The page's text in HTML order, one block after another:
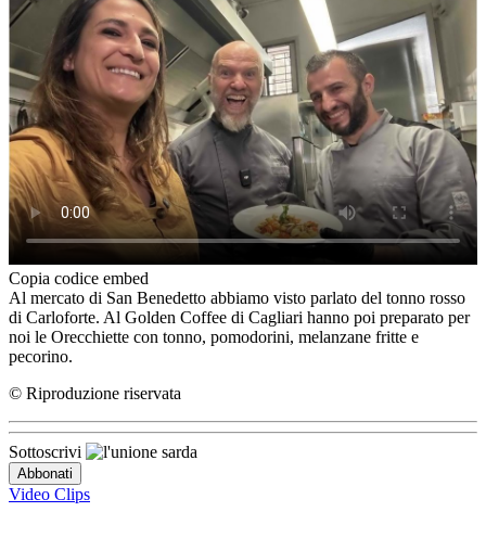
Copia codice embed
Al mercato di San Benedetto abbiamo visto parlato del tonno rosso
di Carloforte. Al Golden Coffee di Cagliari hanno poi preparato per
noi le Orecchiette con tonno, pomodorini, melanzane fritte e
pecorino.
© Riproduzione riservata
Sottoscrivi
Video Clips